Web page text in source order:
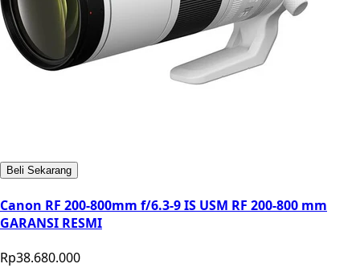
Beli Sekarang
Canon RF 200-800mm f/6.3-9 IS USM RF 200-800 mm
GARANSI RESMI
Rp38.680.000